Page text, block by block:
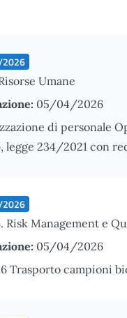
2026
Umane
05/04/2026
di personale
legge 234/2021 con
2026
Risk Management e
05/04/2026
Trasporto campioni